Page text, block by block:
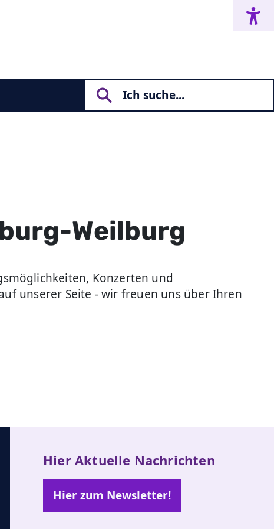
Weilburg
Konzerten und
unserer Seite - wir freuen uns über Ihren
Hier Aktuelle Nachrichten
Hier zum Newsletter!